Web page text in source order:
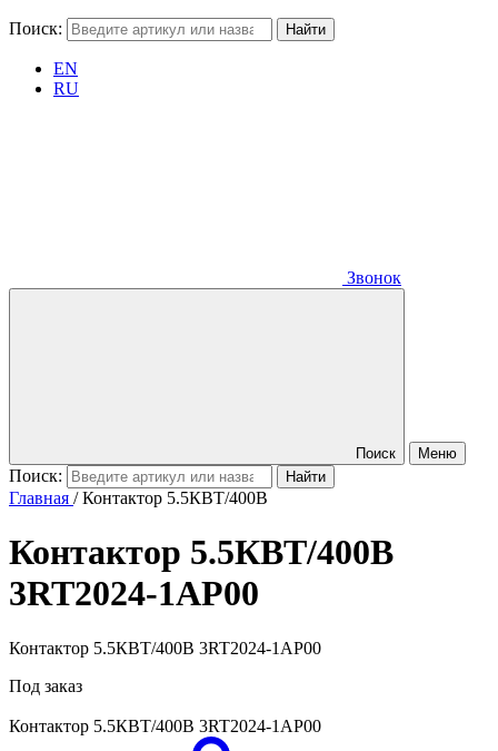
Поиск:
EN
RU
Звонок
Поиск Меню
Поиск:
Главная /Контактор 5.5КВТ/400В
Контактор 5.5КВТ/400В
3RT2024-1AP00
Контактор 5.5КВТ/400В 3RT2024-1AP00
Под заказ
Контактор 5.5КВТ/400В 3RT2024-1AP00